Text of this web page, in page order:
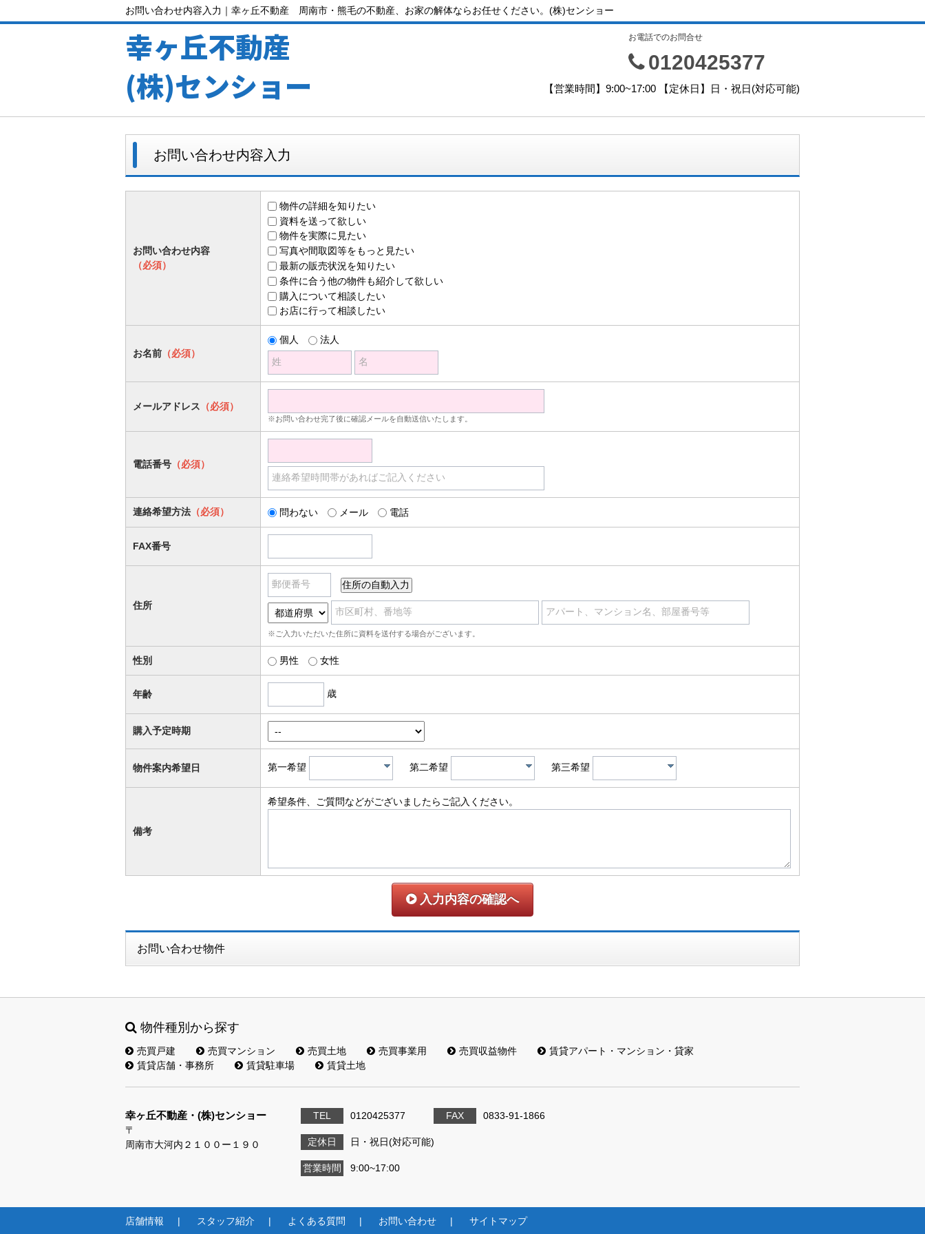
お問い合わせ内容入力｜幸ヶ丘不動産 周南市・熊毛の不動産、お家の解体ならお任せください。(株)センショー
幸ヶ丘不動産
(株)センショー
お電話でのお問合せ
0120425377
【営業時間】9:00~17:00 【定休日】日・祝日(対応可能)
お問い合わせ内容入力
お問い合わせ内容
（必須）
物件の詳細を知りたい
資料を送って欲しい
物件を実際に見たい
写真や間取図等をもっと見たい
最新の販売状況を知りたい
条件に合う他の物件も紹介して欲しい
購入について相談したい
お店に行って相談したい
お名前 （必須）
個人
法人
姓
名
メールアドレス （必須）
※お問い合わせ完了後に確認メールを自動送信いたします。
電話番号 （必須）
連絡希望時間帯があればご記入ください
連絡希望方法 （必須） 問わない メール 電話
FAX番号
住所
郵便番号
市区町村、番地等 アパート、マンション名、部屋番号等
※ご入力いただいた住所に資料を送付する場合がございます。
性別 男性 女性
年齢 歳
購入予定時期
物件案内希望日 第一希望 第二希望 第三希望
備考
希望条件、ご質問などがございましたらご記入ください。
入力内容の確認へ
お問い合わせ物件
物件種別から探す
売買戸建 売買マンション 売買土地 売買事業用 売買収益物件
賃貸アパート・マンション・貸家
賃貸店舗・事務所
賃貸駐車場 賃貸土地
幸ヶ丘不動産・(株)センショー
〒
周南市大河内２１００ー１９０
TEL 0120425377 FAX 0833-91-1866
定休日 日・祝日(対応可能)
営業時間 9:00~17:00
店舗情報 スタッフ紹介 よくある質問 お問い合わせ サイトマップ